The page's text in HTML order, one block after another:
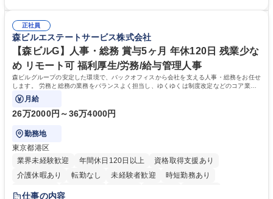
平均100件前後■メール・手紙：同上40件前後 募集職種 中野本社【お客様
相談室】お客様のお声をもとにより良い商品づくりへ貢献
すのでご安心ください。 【当社について】キリングループの広報機能を担
う会社として、お客様との出会いを大切にし、磨き上げたホスピタリティ
を込めてコミュニケーションをとりながら広報関連業務を行っておりま
す。 学歴・資格 学歴：大学院 大学 高専 短大 専修学校 高校 語学力： 資
格：
正社員
森ビルエステートサービス株式会社
【森ビルG】人事・総務 賞与5ヶ月 年休120日 残業少な
め リモート可 福利厚生/労務/給与管理人事
森ビルグループの安定した環境で、バックオフィスから会社を支える人事・総務をお任せ
します。 労務と総務の業務をバランスよく担当し、ゆくゆくは制度改定などのコア業務
にも挑戦できる、やりがいある環境です。
月給
26万2000円～36万4000円
勤務地
東京都港区
業界未経験歓迎
年間休日120日以上
資格取得支援あり
介護休暇あり
転勤なし 未経験者歓迎
時短勤務あり
経験者歓迎
仕事の内容